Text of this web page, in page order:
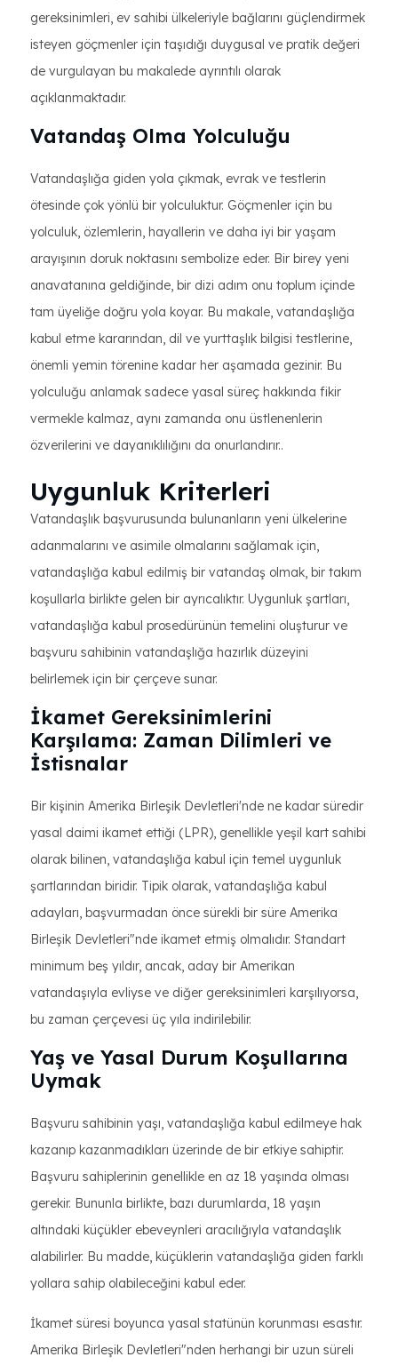
gereksinimleri, ev sahibi ülkeleriyle bağlarını güçlendirmek
isteyen göçmenler için taşıdığı duygusal ve pratik değeri
de vurgulayan bu makalede ayrıntılı olarak
açıklanmaktadır.
Vatandaş Olma Yolculuğu
Vatandaşlığa giden yola çıkmak, evrak ve testlerin
ötesinde çok yönlü bir yolculuktur. Göçmenler için bu
yolculuk, özlemlerin, hayallerin ve daha iyi bir yaşam
arayışının doruk noktasını sembolize eder. Bir birey yeni
anavatanına geldiğinde, bir dizi adım onu toplum içinde
tam üyeliğe doğru yola koyar. Bu makale, vatandaşlığa
kabul etme kararından, dil ve yurttaşlık bilgisi testlerine,
önemli yemin törenine kadar her aşamada gezinir. Bu
yolculuğu anlamak sadece yasal süreç hakkında fikir
vermekle kalmaz, aynı zamanda onu üstlenenlerin
özverilerini ve dayanıklılığını da onurlandırır..
Uygunluk Kriterleri
Vatandaşlık başvurusunda bulunanların yeni ülkelerine
adanmalarını ve asimile olmalarını sağlamak için,
vatandaşlığa kabul edilmiş bir vatandaş olmak, bir takım
koşullarla birlikte gelen bir ayrıcalıktır. Uygunluk şartları,
vatandaşlığa kabul prosedürünün temelini oluşturur ve
başvuru sahibinin vatandaşlığa hazırlık düzeyini
belirlemek için bir çerçeve sunar.
İkamet Gereksinimlerini
Karşılama: Zaman Dilimleri ve
İstisnalar
Bir kişinin Amerika Birleşik Devletleri'nde ne kadar süredir
yasal daimi ikamet ettiği (LPR), genellikle yeşil kart sahibi
olarak bilinen, vatandaşlığa kabul için temel uygunluk
şartlarından biridir. Tipik olarak, vatandaşlığa kabul
adayları, başvurmadan önce sürekli bir süre Amerika
Birleşik Devletleri"nde ikamet etmiş olmalıdır. Standart
minimum beş yıldır, ancak, aday bir Amerikan
vatandaşıyla evliyse ve diğer gereksinimleri karşılıyorsa,
bu zaman çerçevesi üç yıla indirilebilir.
Yaş ve Yasal Durum Koşullarına
Uymak
Başvuru sahibinin yaşı, vatandaşlığa kabul edilmeye hak
kazanıp kazanmadıkları üzerinde de bir etkiye sahiptir.
Başvuru sahiplerinin genellikle en az 18 yaşında olması
gerekir. Bununla birlikte, bazı durumlarda, 18 yaşın
altındaki küçükler ebeveynleri aracılığıyla vatandaşlık
alabilirler. Bu madde, küçüklerin vatandaşlığa giden farklı
yollara sahip olabileceğini kabul eder.
İkamet süresi boyunca yasal statünün korunması esastır.
Amerika Birleşik Devletleri"nden herhangi bir uzun süreli